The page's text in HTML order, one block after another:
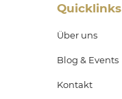
Quicklinks
Über uns
Blog & Events
Kontakt